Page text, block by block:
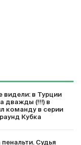
видели: в Турции
дважды (!!!) в
команду в серии
Кубка
Судья